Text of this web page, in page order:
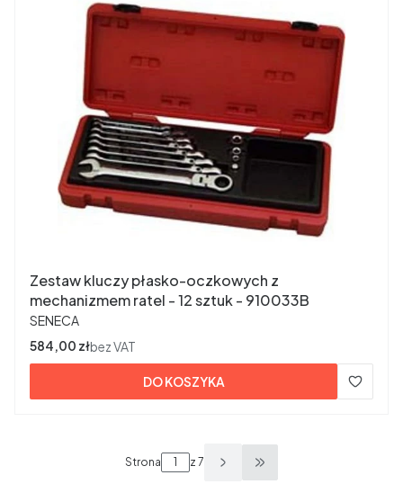
Zestaw kluczy płasko-oczkowych z
mechanizmem ratel - 12 sztuk - 910033B
PRODUCENT
SENECA
Cena
584,00 złbez VAT
DO KOSZYKA
Strona z 7 Przejdź do ostatniej